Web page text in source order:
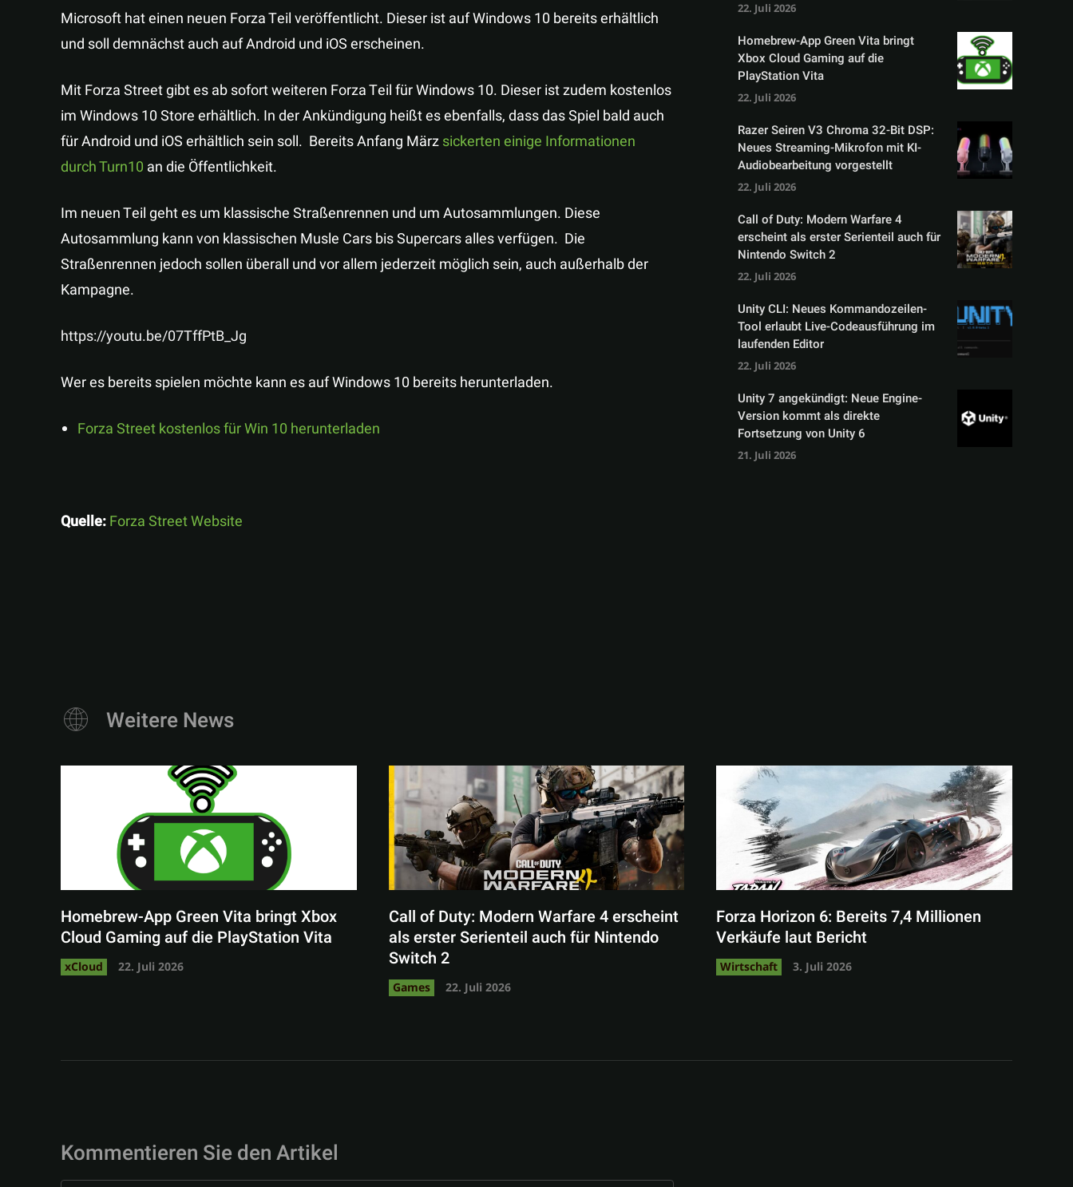
Microsoft hat einen neuen Forza Teil veröffentlicht. Dieser ist auf Windows 10 bereits erhältlich
und soll demnächst auch auf Android und iOS erscheinen.
Mit Forza Street gibt es ab sofort weiteren Forza Teil für Windows 10. Dieser ist zudem kostenlos
im Windows 10 Store erhältlich. In der Ankündigung heißt es ebenfalls, dass das Spiel bald auch
für Android und iOS erhältlich sein soll. Bereits Anfang Märzsickerten einige Informationen
durch Turn10 an die Öffentlichkeit.
Im neuen Teil geht es um klassische Straßenrennen und um Autosammlungen. Diese
Autosammlung kann von klassischen Musle Cars bis Supercars alles verfügen. Die
Straßenrennen jedoch sollen überall und vor allem jederzeit möglich sein, auch außerhalb der
Kampagne.
https://youtu.be/07TffPtB_Jg
Wer es bereits spielen möchte kann es auf Windows 10 bereits herunterladen.
Forza Street kostenlos für Win 10 herunterladen
Quelle:Forza Street Website
22. Juli 2026
Homebrew-App Green Vita bringt
Xbox Cloud Gaming auf die
PlayStation Vita
22. Juli 2026
Razer Seiren V3 Chroma 32-Bit DSP:
Neues Streaming-Mikrofon mit KI-
Audiobearbeitung vorgestellt
22. Juli 2026
Call of Duty: Modern Warfare 4
erscheint als erster Serienteil auch für
Nintendo Switch 2
22. Juli 2026
Unity CLI: Neues Kommandozeilen-
Tool erlaubt Live-Codeausführung im
laufenden Editor
22. Juli 2026
Unity 7 angekündigt: Neue Engine-
Version kommt als direkte
Fortsetzung von Unity 6
21. Juli 2026
Weitere News
Homebrew-App Green Vita bringt Xbox
Cloud Gaming auf die PlayStation Vita
xCloud 22. Juli 2026
Call of Duty: Modern Warfare 4 erscheint
als erster Serienteil auch für Nintendo
Switch 2
Games 22. Juli 2026
Forza Horizon 6: Bereits 7,4 Millionen
Verkäufe laut Bericht
Wirtschaft 3. Juli 2026
Kommentieren Sie den Artikel